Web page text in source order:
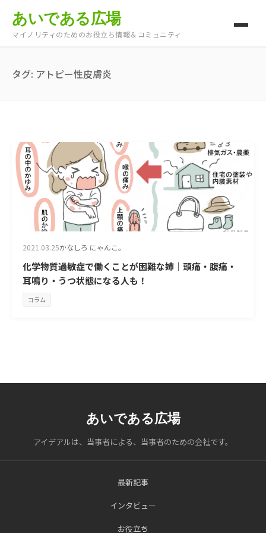
あいである広場
マイノリティのためのお役立ち情報＆コミュニティ
タグ: アトピー性皮膚炎
2021.03.25かなしろ にゃんこ。
化学物質過敏症で働くことが困難な姉｜頭痛・腹痛・
耳鳴り・うつ状態になる人も！
コラム
あいである広場
アイデアルは、当事者による、当事者のための会社です。
最新記事
インタビュー
お役立ち